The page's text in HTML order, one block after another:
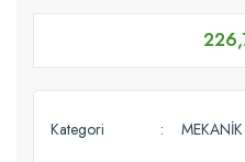
Kategori